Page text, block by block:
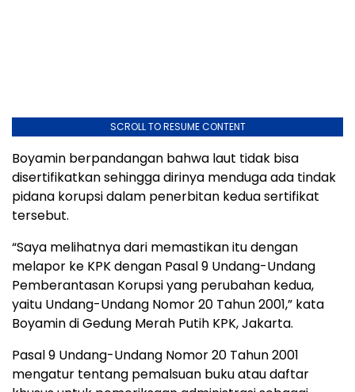
SCROLL TO RESUME CONTENT
Boyamin berpandangan bahwa laut tidak bisa
disertifikatkan sehingga dirinya menduga ada tindak
pidana korupsi dalam penerbitan kedua sertifikat
tersebut.
“Saya melihatnya dari memastikan itu dengan
melapor ke KPK dengan Pasal 9 Undang-Undang
Pemberantasan Korupsi yang perubahan kedua,
yaitu Undang-Undang Nomor 20 Tahun 2001,” kata
Boyamin di Gedung Merah Putih KPK, Jakarta.
Pasal 9 Undang-Undang Nomor 20 Tahun 2001
mengatur tentang pemalsuan buku atau daftar